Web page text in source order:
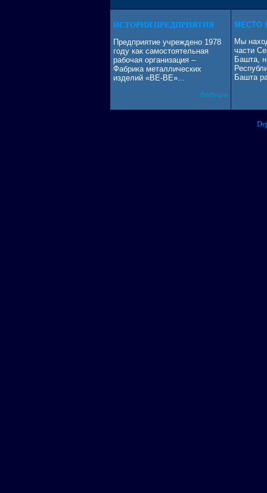
ИСТОРИЯ ПРЕДПРИЯТИЯ
Предприятие учреждено 1978
году как самостоятельная
рабочая организация –
Фабрика металлических
изделий «ВЕ-ВЕ»...
далъше
МЕСТО
Мы
части
Башта,
Башта